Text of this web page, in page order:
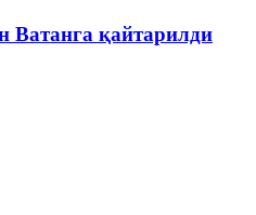
Ватанга қайтарилди